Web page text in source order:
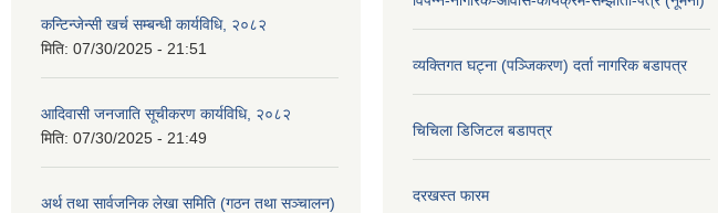
कन्टिन्जेन्सी खर्च सम्बन्धी कार्यविधि, २०८२
मिति: 07/30/2025 - 21:51
आदिवासी जनजाति सूचीकरण कार्यविधि, २०८२
मिति: 07/30/2025 - 21:49
अर्थ तथा सार्वजनिक लेखा समिति (गठन तथा सञ्चालन)
व्यक्तिगत घट्ना (पञ्जिकरण) दर्ता नागरिक बडापत्र
चिचिला डिजिटल बडापत्र
दरखस्त फारम